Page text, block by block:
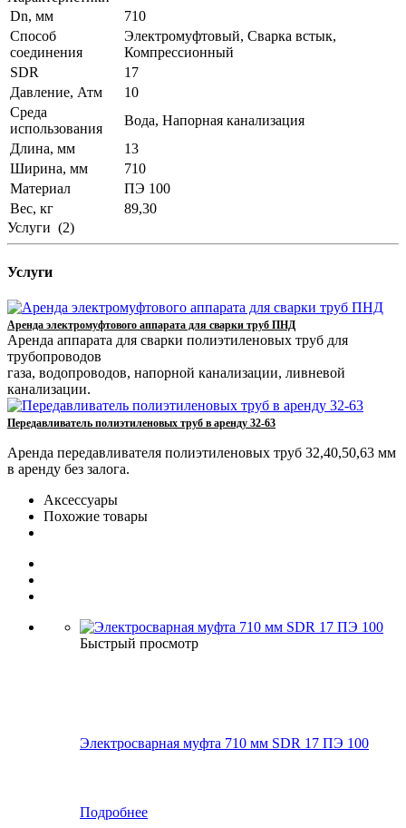
Dn, мм
710
Способ
соединения
Электромуфтовый, Сварка встык,
Компрессионный
SDR
17
Давление, Атм
10
Среда
использования
Вода, Напорная канализация
Длина, мм
13
Ширина, мм
710
Материал
ПЭ 100
Вес, кг
89,30
Услуги (2)
Услуги
Аренда электромуфтового аппарата для сварки труб ПНД
Аренда аппарата для сварки полиэтиленовых труб для
трубопроводов
газа, водопроводов, напорной канализации, ливневой
канализации.
Передавливатель полиэтиленовых труб в аренду 32-63
Аренда передавливателя полиэтиленовых труб 32,40,50,63 мм
в аренду без залога.
Аксессуары
Похожие товары
Быстрый просмотр
Электросварная муфта 710 мм SDR 17 ПЭ 100
Подробнее